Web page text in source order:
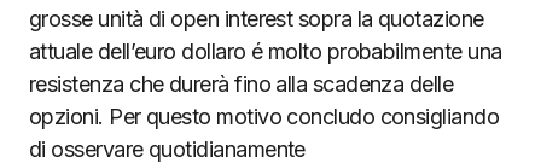
grosse unità di open interest sopra la quotazione
attuale dell’euro dollaro é molto probabilmente una
resistenza che durerà fino alla scadenza delle
opzioni. Per questo motivo concludo consigliando
di osservare quotidianamente